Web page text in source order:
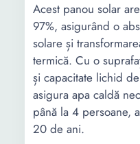
Diametru
racord iesire
1/
Eficienta
colector (%)
97
Material
bazin
Acest panou solar
97%, asigurând o
solare și
termică. Cu o
și capacitate lichid
asigura apa caldă
până la 4 persoane,
20 de ani.